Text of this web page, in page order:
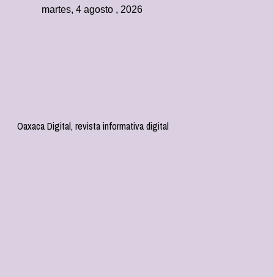
martes, 4 agosto , 2026
Oaxaca Digital, revista informativa digital